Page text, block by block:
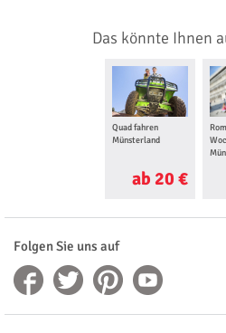
Das könnte Ihnen
Quad fahren
Münsterland
ab 20 €
Folgen Sie uns auf